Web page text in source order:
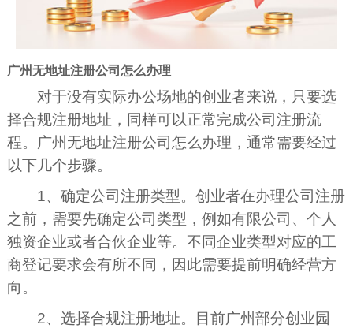
广州无地址注册公司怎么办理
对于没有实际办公场地的创业者来说，只要选
择合规注册地址，同样可以正常完成公司注册流
程。广州无地址注册公司怎么办理，通常需要经过
以下几个步骤。
1、确定公司注册类型。创业者在办理公司注册
之前，需要先确定公司类型，例如有限公司、个人
独资企业或者合伙企业等。不同企业类型对应的工
商登记要求会有所不同，因此需要提前明确经营方
向。
2、选择合规注册地址。目前广州部分创业园